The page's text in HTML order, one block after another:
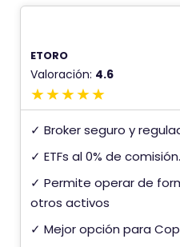
ETORO
Valoración: 4.6
✓ Broker seguro y
✓ ETFs al 0% de comisión.
✓ Permite operar de
otros activos
✓ Mejor opción para